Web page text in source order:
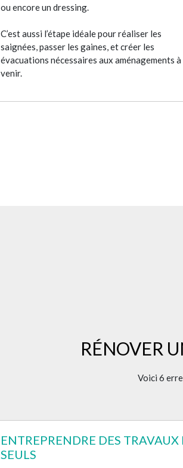
ou encore un dressing.
C’est aussi l’étape idéale pour réaliser les
saignées, passer les gaines, et créer les
évacuations nécessaires aux aménagements à
venir.
RÉNOVER
Voici 6
ENTREPRENDRE DES
SEULS